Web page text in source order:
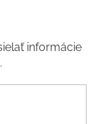
informácie